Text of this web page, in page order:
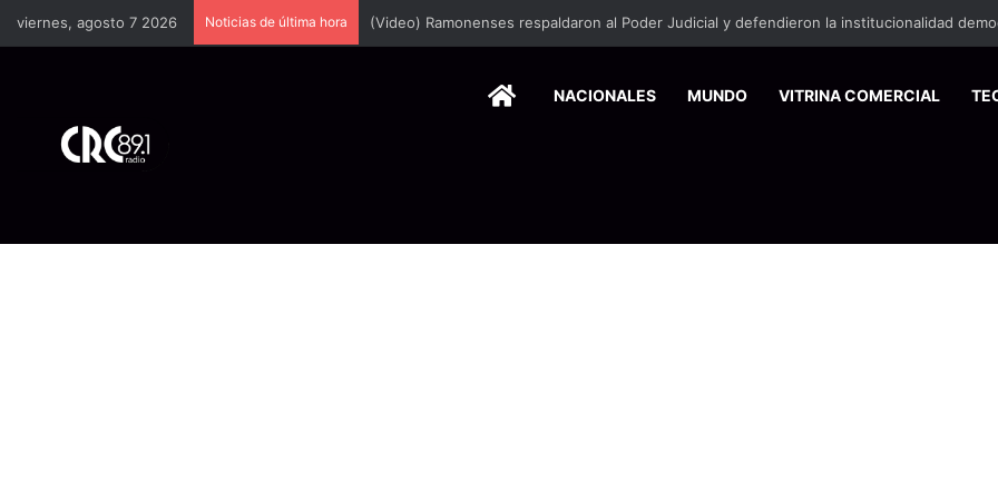
viernes, agosto 7 2026 Noticias de última hora
HOMENACIONALES MUNDO VITRINA COMERCIAL